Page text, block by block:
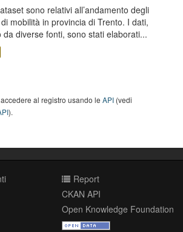
sono relativi all’andamento degli
mobilità in provincia di Trento. I dati,
diverse fonti, sono stati elaborati...
al registro usando le API (vedi
).
Report
CKAN API
Open Knowledge Foundation